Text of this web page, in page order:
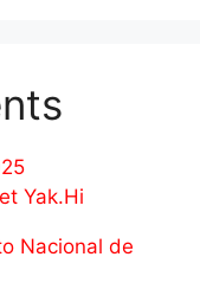
Yak.Hi
Nacional de